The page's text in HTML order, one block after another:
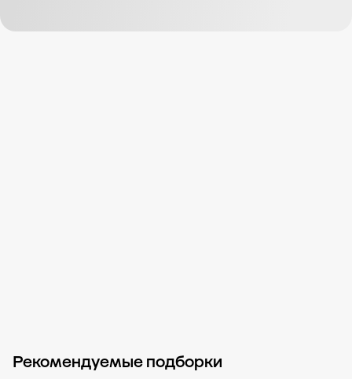
Рекомендуемые подборки
Новости компании Журнал ЗОЛОТОЙ Блог